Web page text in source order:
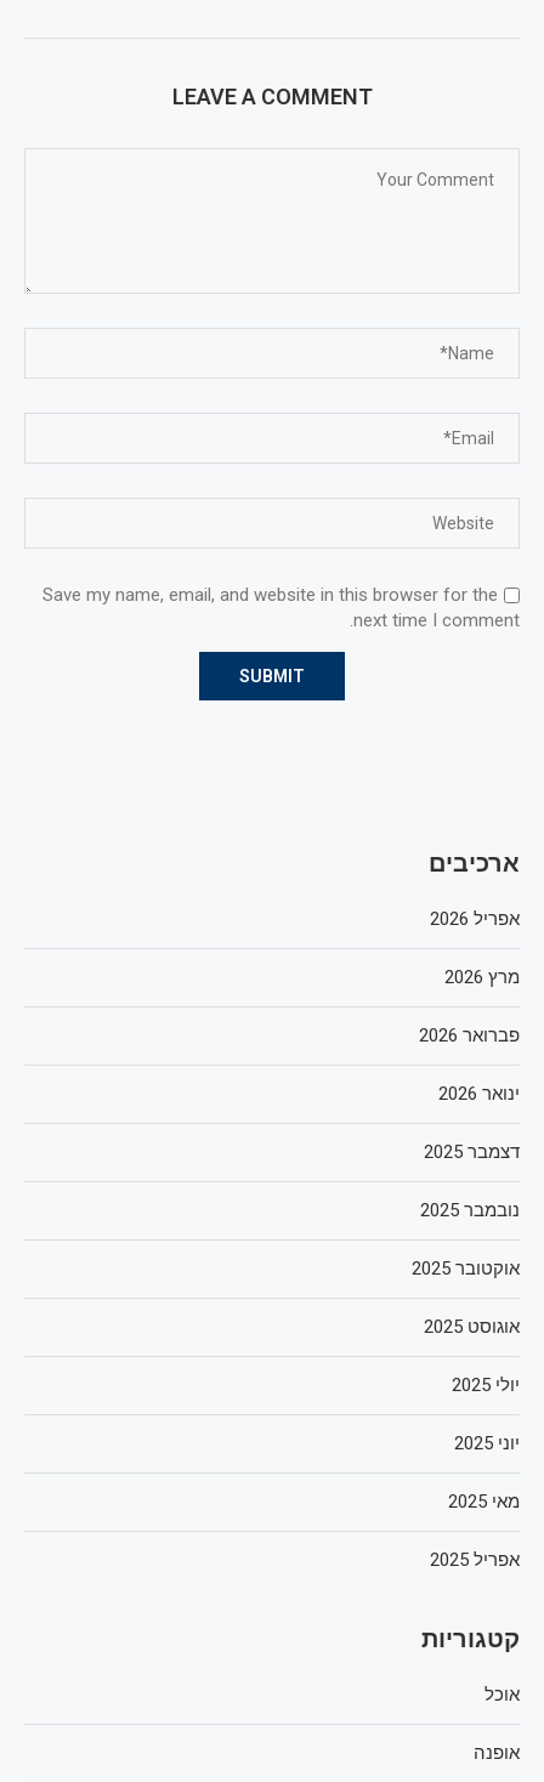
LEAVE A COMMENT
Save my name, email, and website in this browser for the
next time I comment.
ארכיבים
אפריל 2026
מרץ 2026
פברואר 2026
ינואר 2026
דצמבר 2025
נובמבר 2025
אוקטובר 2025
אוגוסט 2025
יולי 2025
יוני 2025
מאי 2025
אפריל 2025
קטגוריות
אוכל
אופנה